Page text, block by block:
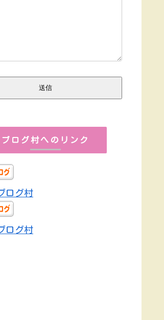
ブログ村へのリンク
ログ村
ログ村